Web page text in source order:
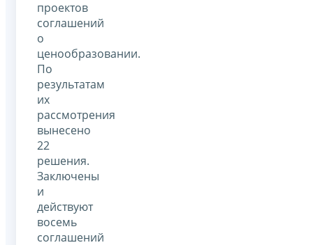
проектов
соглашений
о
ценообразовании.
По
результатам
их
рассмотрения
вынесено
22
решения.
Заключены
и
действуют
восемь
соглашений